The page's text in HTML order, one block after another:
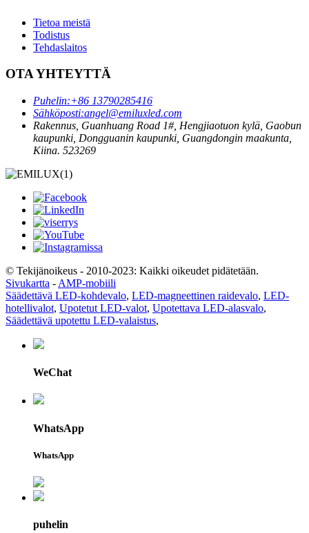
Tietoa meistä
Todistus
Tehdaslaitos
OTA YHTEYTTÄ
Puhelin:+86 13790285416
Sähköposti:angel@emiluxled.com
Rakennus, Guanhuang Road 1#, Hengjiaotuon kylä, Gaobun
kaupunki, Dongguanin kaupunki, Guangdongin maakunta,
Kiina. 523269
© Tekijänoikeus - 2010-2023: Kaikki oikeudet pidätetään.
Sivukartta - AMP-mobiili
Säädettävä LED-kohdevalo, LED-magneettinen raidevalo, LED-
hotellivalot, Upotetut LED-valot, Upotettava LED-alasvalo,
Säädettävä upotettu LED-valaistus,
WeChat
WhatsApp
WhatsApp
puhelin